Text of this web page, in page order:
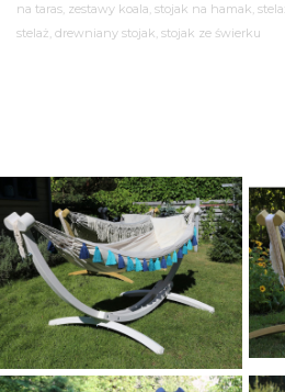
na taras, zestawy koala, stojak na hamak,
stelaż, drewniany stojak, stojak ze świerku